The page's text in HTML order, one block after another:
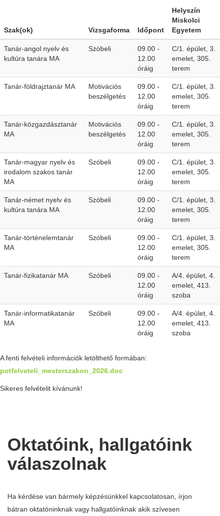
Szak(ok) Vizsgaforma Időpont
Helyszín
Miskolci
Egyetem
Tanár-angol nyelv és
kultúra tanára MA
Szóbeli
09.00 -
12.00
óráig
C/1. épület, 3.
emelet, 305.
terem
Tanár-földrajztanár MA
Motivációs
beszélgetés
09.00 -
12.00
óráig
C/1. épület, 3.
emelet, 305.
terem
Tanár-közgazdásztanár
MA
Motivációs
beszélgetés
09.00 -
12.00
óráig
C/1. épület, 3.
emelet, 305.
terem
Tanár-magyar nyelv és
irodalom szakos tanár
MA
Szóbeli
09.00 -
12.00
óráig
C/1. épület, 3.
emelet, 305.
terem
Tanár-német nyelv és
kultúra tanára MA
Szóbeli
09.00 -
12.00
óráig
C/1. épület, 3.
emelet, 305.
terem
Tanár-történelemtanár
MA
Szóbeli
09.00 -
12.00
óráig
C/1. épület, 3.
emelet, 305.
terem
Tanár-fizikatanár MA Szóbeli
09.00 -
12.00
óráig
A/4. épület, 4.
emelet, 413.
szoba
Tanár-informatikatanár
MA
Szóbeli
09.00 -
12.00
óráig
A/4. épület, 4.
emelet, 413.
szoba
A fenti felvételi információk letölthető formában:
potfelveteli_mesterszakon_2026.doc
Sikeres felvételit kívánunk!
Oktatóink, hallgatóink
válaszolnak
Ha kérdése van bármely képzésünkkel kapcsolatosan, írjon
bátran oktatóninknak vagy hallgatóinknak akik szívesen